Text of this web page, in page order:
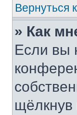
Вернуться
» Как
Если вы
щёлкнув